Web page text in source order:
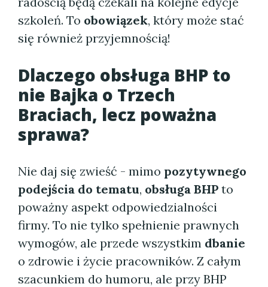
szkoleń. To obowiązek, który może stać
się również przyjemnością!
Dlaczego obsługa BHP to
nie Bajka o Trzech
Braciach, lecz poważna
sprawa?
Nie daj się zwieść - mimo pozytywnego
podejścia do tematu, obsługa BHP to
poważny aspekt odpowiedzialności
firmy. To nie tylko spełnienie prawnych
wymogów, ale przede wszystkim dbanie
o zdrowie i życie pracowników. Z całym
szacunkiem do humoru, ale przy BHP